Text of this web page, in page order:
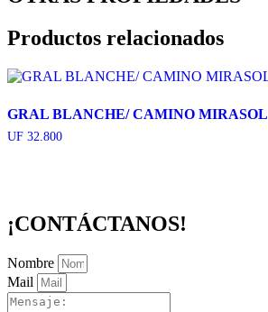
Productos relacionados
GRAL BLANCHE/ CAMINO MIRASOL
UF 32.800
¡CONTÁCTANOS!
Nombre
Mail